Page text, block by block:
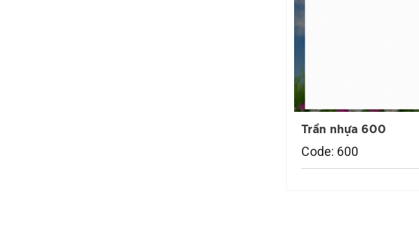
Trần nhựa 600
Code: 600